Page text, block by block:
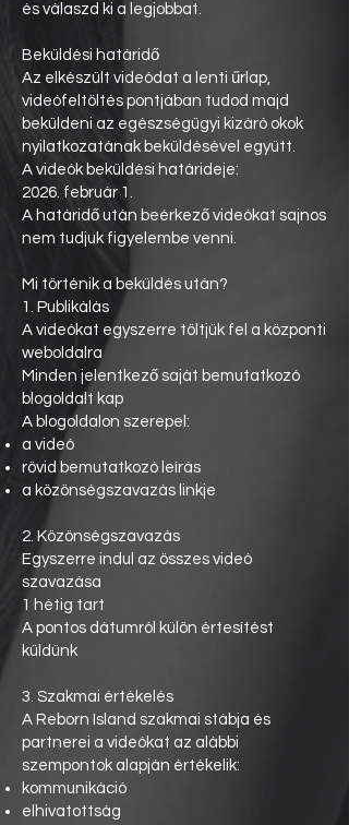
és válaszd ki a legjobbat.
Beküldési határidő
Az elkészült videódat a lenti űrlap,
videófeltöltés pontjában tudod majd
beküldeni az egészségügyi kizáró okok
nyilatkozatának beküldésével együtt.
A videók beküldési határideje:
2026. február 1.
A határidő után beérkező videókat sajnos
nem tudjuk figyelembe venni.
Mi történik a beküldés után?
1. Publikálás
A videókat egyszerre töltjük fel a központi
weboldalra
Minden jelentkező saját bemutatkozó
blogoldalt kap
A blogoldalon szerepel:
a videó
rövid bemutatkozó leírás
a közönségszavazás linkje
2. Közönségszavazás
Egyszerre indul az összes videó
szavazása
1 hétig tart
A pontos dátumról külön értesítést
küldünk
3. Szakmai értékelés
A Reborn Island szakmai stábja és
partnerei a videókat az alábbi
szempontok alapján értékelik:
kommunikáció
elhivatottság